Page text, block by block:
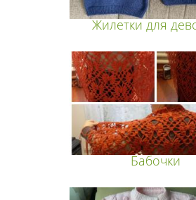
Жилетки для
Бабочки